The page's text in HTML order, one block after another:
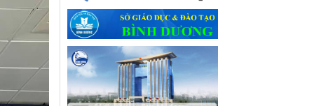
dục trên địa bàn thị xã Bến
Cát
Kế hoạch Triển khai công tác
tuyên truyền, đảm bảo trật tự,
an toàn giao thông năm 2024
tại các cơ sở giáo dục trên địa
bàn thị xã Bến Cát